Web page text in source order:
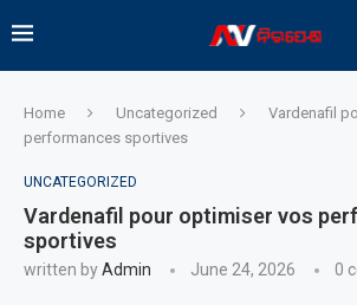
Home Uncategorized
Vardenafil
performances sportives
UNCATEGORIZED
Vardenafil pour optimiser vos
sportives
written byAdmin June 24, 2026 0